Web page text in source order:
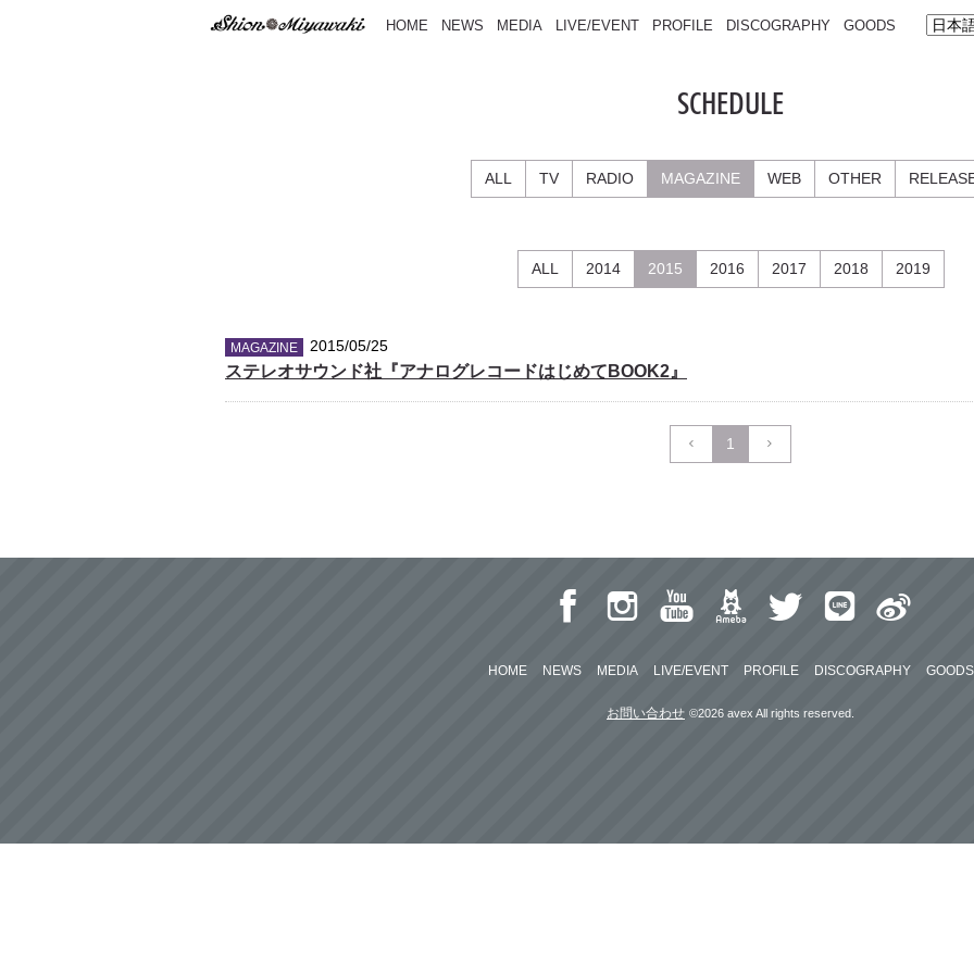
HOME NEWS MEDIA LIVE/EVENT PROFILE DISCOGRAPHY GOODS
SCHEDULE
ALL TV RADIO MAGAZINE WEB OTHER
ALL 2014 2015 2016 2017 2018 2019
MAGAZINE 2015/05/25
ステレオサウンド社『アナログレコードはじめてBOOK2』
1
HOME NEWS MEDIA LIVE/EVENT PROFILE DISCOGRAPHY GOODS
お問い合わせ ©2026 avex All rights reserved.